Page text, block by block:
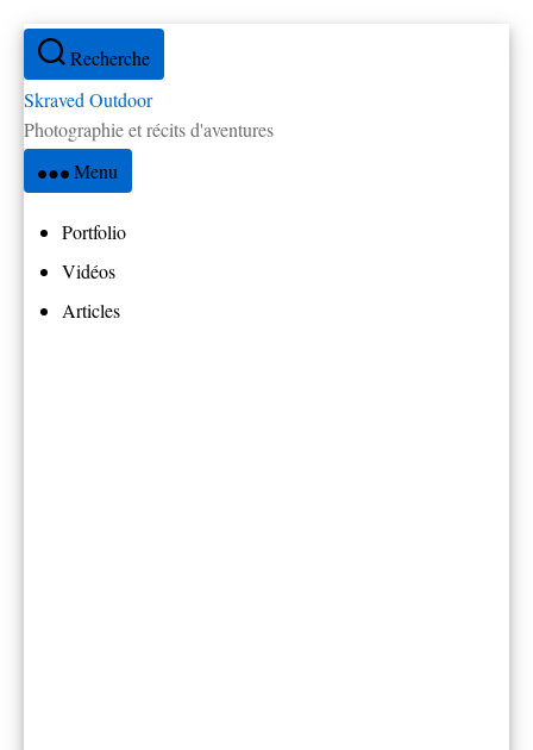
Aller
contenu
Recherche
Skraved Outdoor
Photographie et récits d'aventures
Menu
Portfolio
Vidéos
Articles